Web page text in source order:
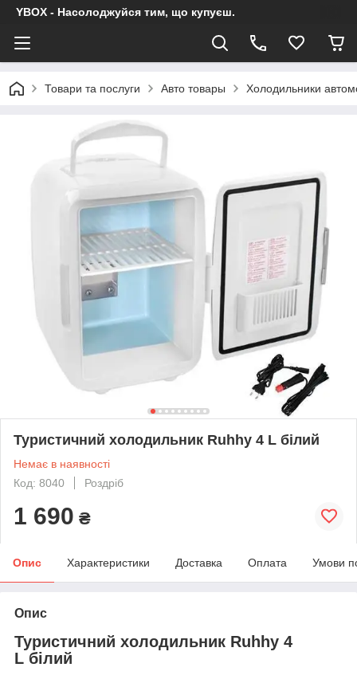
YBOX - Насолоджуйся тим, що купуєш.
Товари та послуги Авто товары Холодильники
Туристичний холодильник Ruhhy 4 L білий
Немає в наявності
Код: 8040
Роздріб
1 690 ₴
Опис Характеристики Доставка Оплата Умови
Опис
Туристичний холодильник Ruhhy 4
L білий